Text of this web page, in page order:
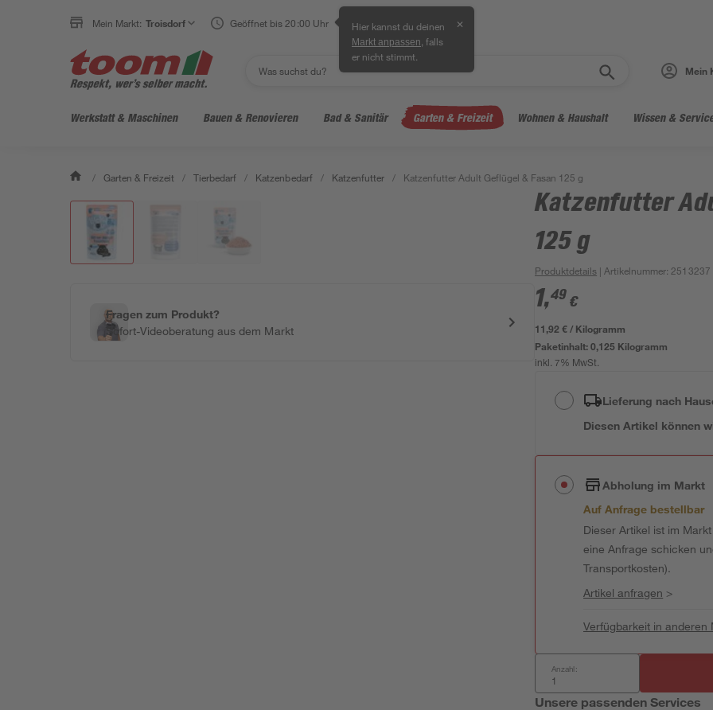
Mein Markt: Troisdorf Geöffnet bis 20:00 Uhr Hier kannst du deinen
Markt anpassen , falls
er nicht stimmt.
✕
Mein
Werkstatt & Maschinen Bauen & Renovieren Bad & Sanitär Garten & Freizeit Wohnen & Haushalt Wissen &
/ Garten & Freizeit / Tierbedarf / Katzenbedarf / Katzenfutter / Katzenfutter Adult Geflügel & Fasan 125 g
Fragen zum Produkt?
Sofort-Videoberatung aus dem Markt
Katzenfutter
125 g
Produktdetails | Artikelnummer: 2513237
1,49 €
11,92 € / Kilogramm
Paketinhalt:0,125 Kilogramm
inkl. 7% MwSt.
Lieferung nach
Diesen Artikel können
Abholung im Markt
Auf Anfrage bestellbar
Dieser Artikel ist im
eine Anfrage schicken
Transportkosten).
Artikel anfragen >
Verfügbarkeit in anderen
Anzahl:
Unsere passenden Services